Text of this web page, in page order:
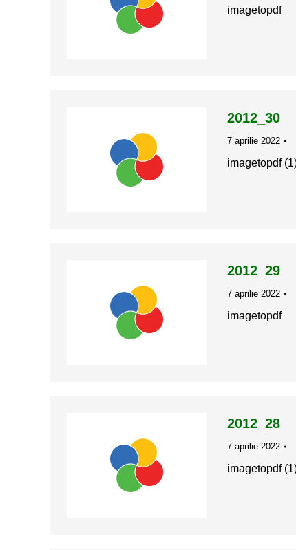
imagetopdf
2012_30
7 aprilie 2022
imagetopdf
2012_29
7 aprilie 2022
imagetopdf
2012_28
7 aprilie 2022
imagetopdf